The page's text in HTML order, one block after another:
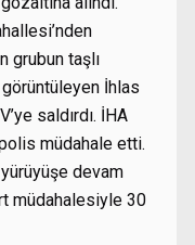
grubun taşlı
görüntüleyen İhlas
saldırdı. İHA
müdahale etti.
devam
müdahalesiyle 30